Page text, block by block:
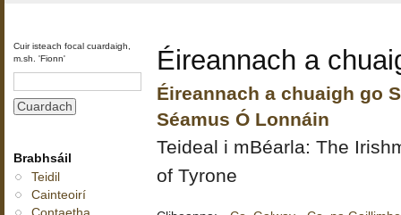
Cuir isteach focal cuardaigh,
m.sh. 'Fionn'
Brabhsáil
Teidil
Cainteoirí
Contaetha
Éireannach a
Éireannach a chuaigh go
Séamus Ó Lonnáin
Teideal i mBéarla: The
of Tyrone